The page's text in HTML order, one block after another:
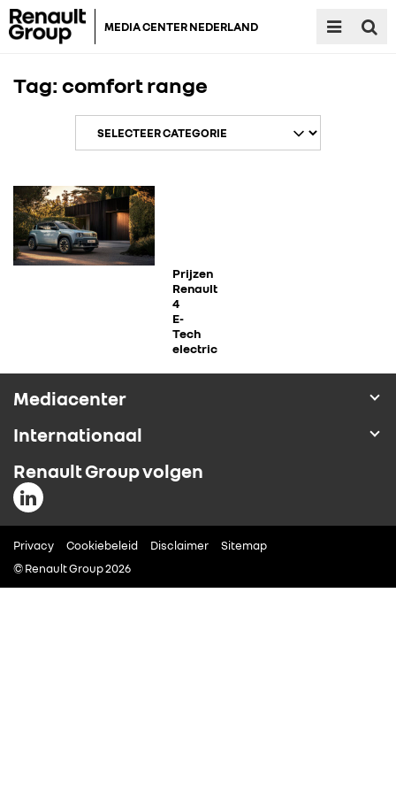
MEDIA CENTER NEDERLAND
RENAULT GROUP
RENAULT
ALPINE
FOTO’S & VIDEO’S
IN DE MEDIA
CONTACT
Tag: comfort range
Prijzen
Renault
4
E-
Tech
electric
Mediacenter
Internationaal
Renault Group volgen
Privacy Cookiebeleid Disclaimer
Sitemap
© Renault Group 2026